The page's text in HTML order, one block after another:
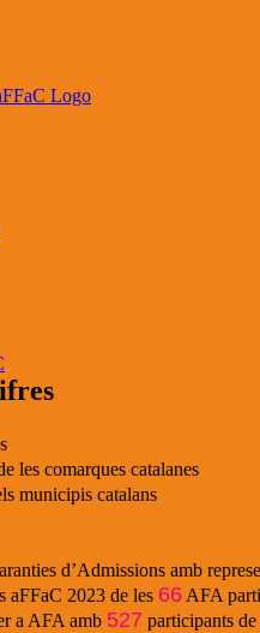
les comarques catalanes
municipis catalans
d’Admissions amb
aFFaC 2023 de les 66 AFA
a AFA amb 527 participants de